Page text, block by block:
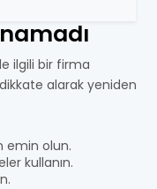
ilgili bir firma
alarak yeniden
emin olun.
kullanın.